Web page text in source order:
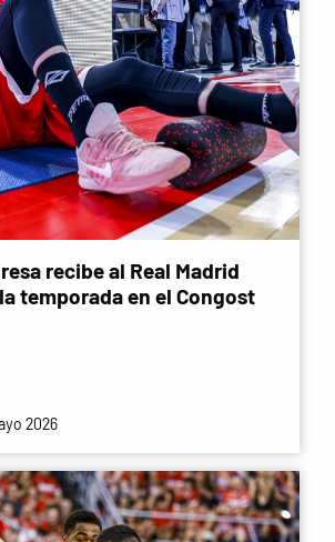
recibe al Real Madrid
temporada en el Congost
2026